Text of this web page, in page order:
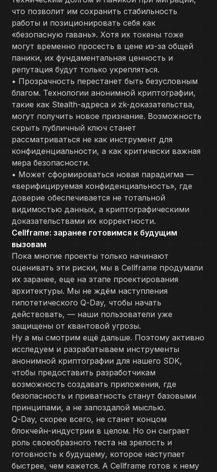
что позволит им сохранить стабильность
работы и позиционировать себя как
«безопасную гавань». Хотя их токены тоже
могут временно просесть в цене из-за общей
паники, их фундаментальная ценность и
репутация будут только укрепляться.
• Прозрачность перестанет быть безусловным
благом. Технологии анонимной криптографии,
такие как Stealth-адреса и zk-доказательства,
могут получить новое признание. Возможность
скрыть публичный ключ станет
рассматриваться не как инструмент для
конфиденциальности, а как критически важная
мера безопасности.
• Может сформироваться новая парадигма —
«верифицируемая конфиденциальность», где
доверие обеспечивается не тотальной
видимостью данных, а криптографическими
доказательствами их корректности.
Cellframe: заранее готовимся к будущим
вызовам
Пока многие проекты только начинают
оценивать эти риски, мы в Cellframe продумали
их заранее, еще на этапе проектирования
архитектуры. Мы не ждём наступления
гипотетического Q-Day, чтобы начать
действовать, — наши пользователи уже
защищены от квантовой угрозы.
Ну а мы смотрим ещё дальше. Поэтому активно
исследуем и разрабатываем инструменты
анонимной криптографии для нашего SDK,
чтобы предоставить разработчикам
возможность создавать приложения, где
безопасность и приватность станут базовыми
принципами, а не запоздалой мыслью.
Q-Day, скорее всего, не станет концом
блокчейн-индустрии в целом. Но он сыграет
роль своеобразного теста на зрелость и
готовность к будущему, которое наступает
быстрее, чем кажется. А Cellframe готов к нему